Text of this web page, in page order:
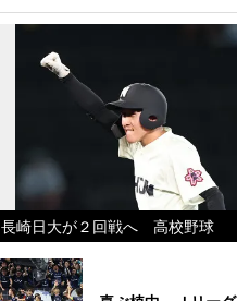
長崎日大が２回戦へ 高校野球